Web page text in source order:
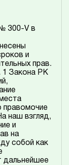
300-V в
и
прав.
1 Закона РК
правомочие
наш взгляд,
и
на
собой как
дальнейшее